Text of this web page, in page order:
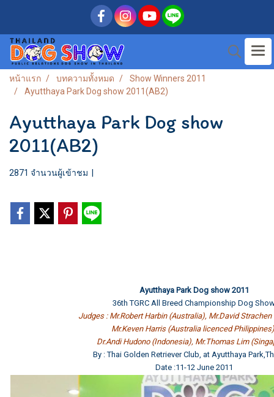
หน้าแรก บทความทั้งหมด
Show Winners 2011
Ayutthaya Park Dog show 2011(AB2)
Ayutthaya Park Dog show
2011(AB2)
2871 จำนวนผู้เข้าชม
Ayutthaya Park Dog show 2011
36th TGRC All Breed Championship Dog
Judges : Mr.Robert Harbin (Australia), Mr.David
Mr.Keven Harris (Australia licenced
Dr.Andi Hudono (Indonesia), Mr.Thomas Lim
By : Thai Golden Retriever Club, at Ayutthaya
Date :11-12 June 2011